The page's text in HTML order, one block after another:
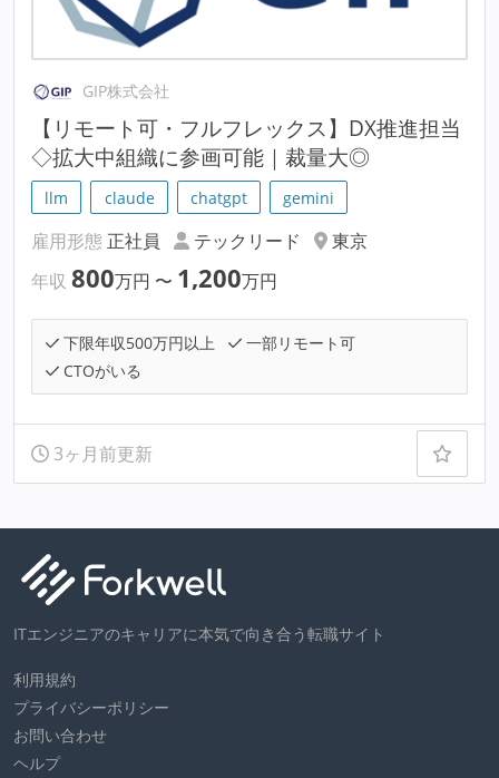
GIP株式会社
【リモート可・フルフレックス】DX推進担当
◇拡大中組織に参画可能｜裁量大◎
llm claude chatgpt gemini
雇用形態 正社員 テックリード
東京
年収 800万円 〜 1,200万円
下限年収500万円以上
一部リモート可
CTOがいる
3ヶ月前更新
ITエンジニアのキャリアに本気で向き合う転職サイト
利用規約
プライバシーポリシー
お問い合わせ
ヘルプ